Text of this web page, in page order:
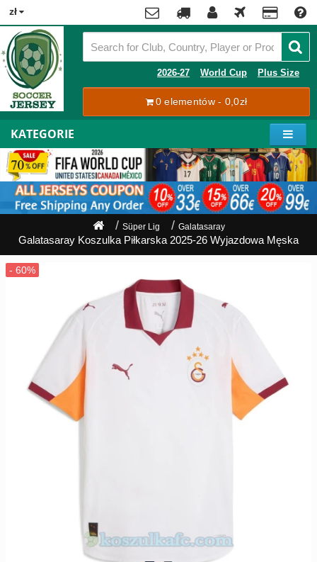
zł
Contact
Tracking
Moje
konto
Rejestracja
się
Shipping
Zamówienie
2026-27 World Cup Plus Size
0 elementów - 0,0zł
x
KATEGORIE
Premier
League
La
Liga
Bundesliga
Serie
A
Ligue
1
Pilkarze
Mistrzostwa
CONMEBOL
Other
Teams
Süper Lig Galatasaray
Galatasaray Koszulka Piłkarska 2025-26 Wyjazdowa Męska